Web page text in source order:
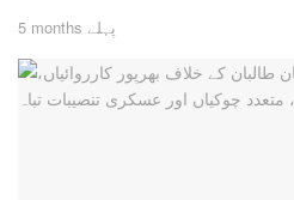
5 months پہلے